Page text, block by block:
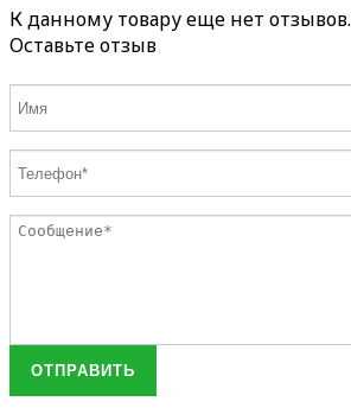
К данному товару еще нет отзывов.
Оставьте отзыв
ОТПРАВИТЬ